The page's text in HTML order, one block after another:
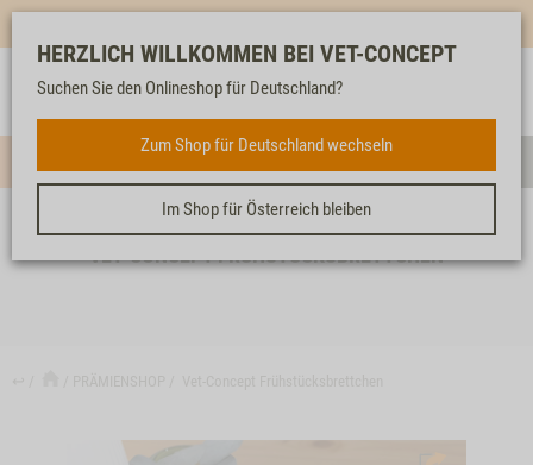
Service
HERZLICH WILLKOMMEN BEI VET-CONCEPT
Suchen Sie den Onlineshop für Deutschland?
Zum Shop für Deutschland wechseln
Im Shop für Österreich bleiben
VET-CONCEPT FRÜHSTÜCKSBRETTCHEN